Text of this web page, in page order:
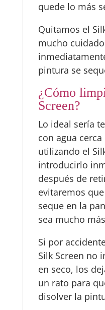
quede lo más
Quitamos el
mucho
pintura se
¿Cómo
Screen?
Lo ideal sería
con agua
utilizando el
introducirlo
después de
evitaremos
seque en la
sea mucho
Si por
Silk Screen no
en seco, los
un rato para
disolver la